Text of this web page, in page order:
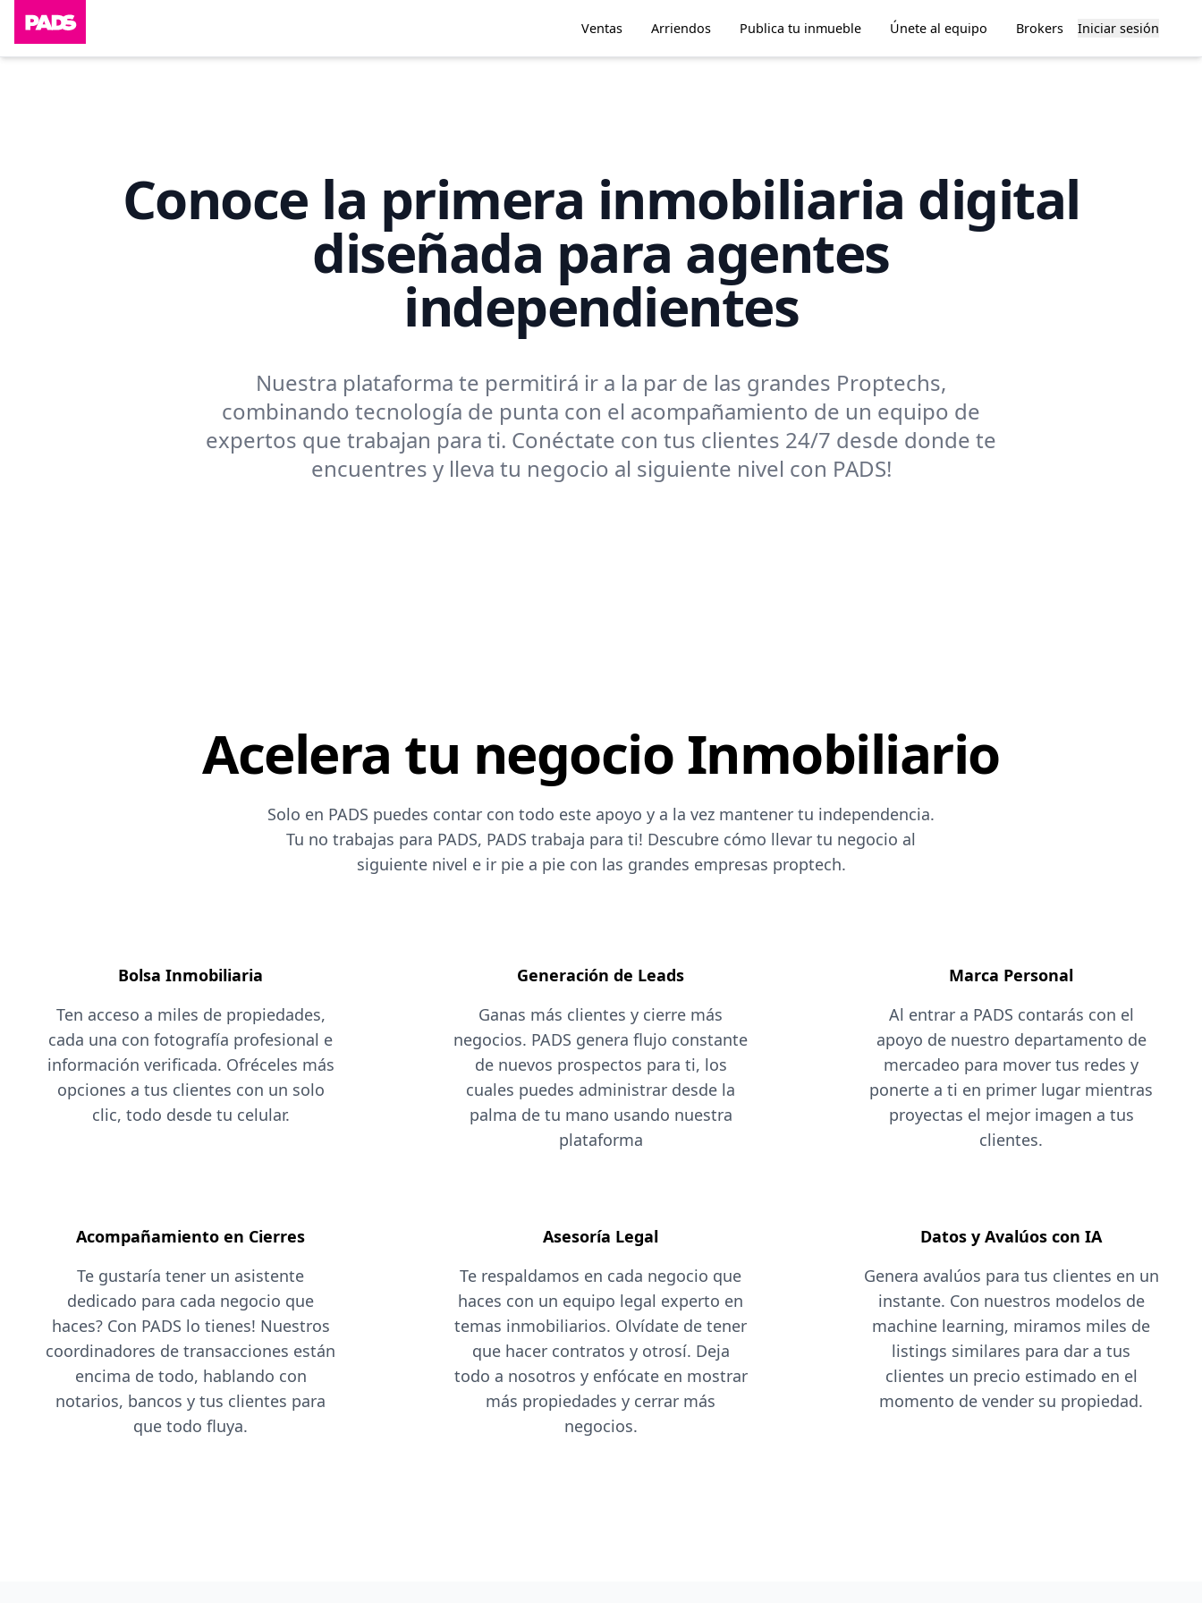
Ventas Arriendos Publica tu inmueble Únete al equipo Brokers Iniciar sesión
Conoce la primera inmobiliaria digital
diseñada para agentes
independientes
Nuestra plataforma te permitirá ir a la par de las grandes Proptechs,
combinando tecnología de punta con el acompañamiento de un equipo de
expertos que trabajan para ti. Conéctate con tus clientes 24/7 desde donde te
encuentres y lleva tu negocio al siguiente nivel con PADS!
Acelera tu negocio Inmobiliario
Solo en PADS puedes contar con todo este apoyo y a la vez mantener tu independencia.
Tu no trabajas para PADS, PADS trabaja para ti! Descubre cómo llevar tu negocio al
siguiente nivel e ir pie a pie con las grandes empresas proptech.
Bolsa Inmobiliaria
Ten acceso a miles de propiedades,
cada una con fotografía profesional e
información verificada. Ofréceles más
opciones a tus clientes con un solo
clic, todo desde tu celular.
Generación de Leads
Ganas más clientes y cierre más
negocios. PADS genera flujo constante
de nuevos prospectos para ti, los
cuales puedes administrar desde la
palma de tu mano usando nuestra
plataforma
Marca Personal
Al entrar a PADS contarás con el
apoyo de nuestro departamento de
mercadeo para mover tus redes y
ponerte a ti en primer lugar mientras
proyectas el mejor imagen a tus
clientes.
Acompañamiento en Cierres
Te gustaría tener un asistente
dedicado para cada negocio que
haces? Con PADS lo tienes! Nuestros
coordinadores de transacciones están
encima de todo, hablando con
notarios, bancos y tus clientes para
que todo fluya.
Asesoría Legal
Te respaldamos en cada negocio que
haces con un equipo legal experto en
temas inmobiliarios. Olvídate de tener
que hacer contratos y otrosí. Deja
todo a nosotros y enfócate en mostrar
más propiedades y cerrar más
negocios.
Datos y Avalúos con IA
Genera avalúos para tus clientes en un
instante. Con nuestros modelos de
machine learning, miramos miles de
listings similares para dar a tus
clientes un precio estimado en el
momento de vender su propiedad.